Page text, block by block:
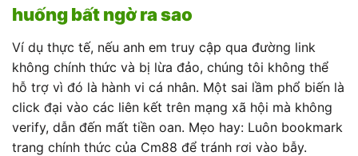
huống bất ngờ ra sao
Ví dụ thực tế, nếu anh em truy cập qua đường link
không chính thức và bị lừa đảo, chúng tôi không thể
hỗ trợ vì đó là hành vi cá nhân. Một sai lầm phổ biến là
click đại vào các liên kết trên mạng xã hội mà không
verify, dẫn đến mất tiền oan. Mẹo hay: Luôn bookmark
trang chính thức của Cm88 để tránh rơi vào bẫy.